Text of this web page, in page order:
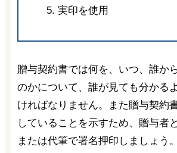
実印を使用
贈与契約書では何を、いつ、誰か
のかについて、誰が見ても分かる
ければなりません。また贈与契約
していることを示すため、贈与者
または代筆で署名押印しましょう